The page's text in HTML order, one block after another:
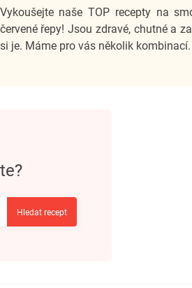
Vykoušejte naše TOP recepty na
červené řepy! Jsou zdravé, chutné a
si je. Máme pro vás několik kombinací.
Hledat recept